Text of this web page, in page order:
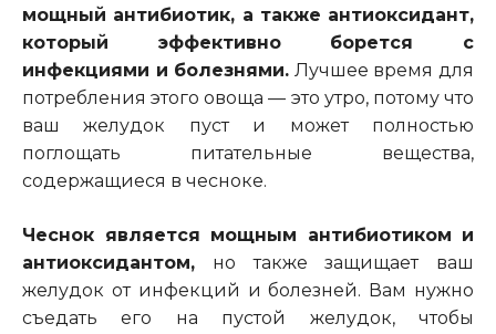
мощный антибиотик, а также антиоксидант,
который эффективно борется с
инфекциями и болезнями. Лучшее время для
потребления этого овоща — это утро, потому что
ваш желудок пуст и может полностью
поглощать питательные вещества,
содержащиеся в чесноке.
Чеснок является мощным антибиотиком и
антиоксидантом, но также защищает ваш
желудок от инфекций и болезней. Вам нужно
съедать его на пустой желудок, чтобы